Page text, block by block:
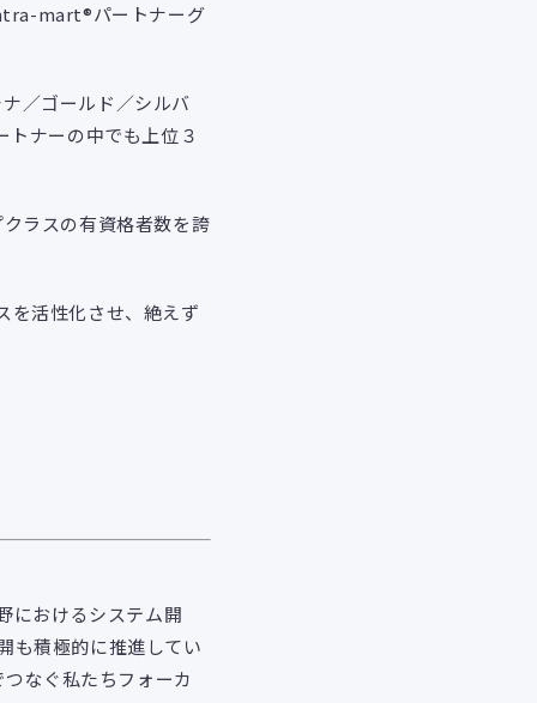
mart®パートナーグ
／ゴールド／シルバ
ナーの中でも上位３
ラスの有資格者数を誇
活性化させ、絶えず
におけるシステム開
も積極的に推進してい
なぐ私たちフォーカ